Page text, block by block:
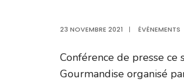
23 NOVEMBRE 2021 | ÉVÉNEMENTS
Conférence de presse
Gourmandise organisé